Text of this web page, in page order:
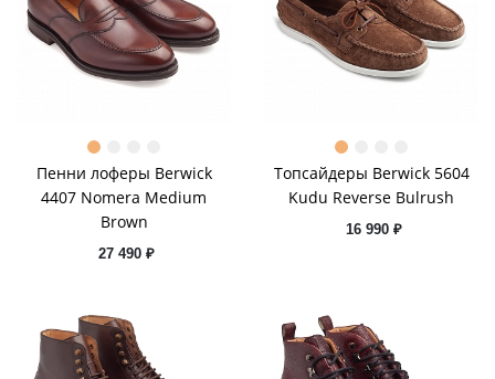
Пенни лоферы Berwick
4407 Nomera Medium
Brown
27 490 ₽
Топсайдеры Berwick 5604
Kudu Reverse Bulrush
16 990 ₽